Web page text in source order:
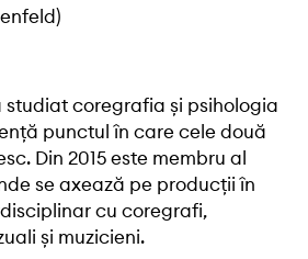
studiat coregrafia și psihologia
punctul în care cele două
Din 2015 este membru al
se axează pe producții în
cu coregrafi,
și muzicieni.